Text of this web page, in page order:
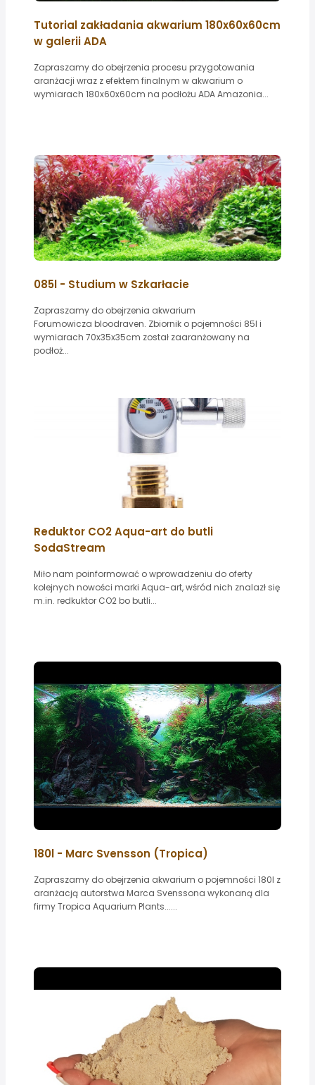
Tutorial zakładania akwarium 180x60x60cm
w galerii ADA
Zapraszamy do obejrzenia procesu przygotowania
aranżacji wraz z efektem finalnym w akwarium o
wymiarach 180x60x60cm na podłożu ADA Amazonia...
085l - Studium w Szkarłacie
Zapraszamy do obejrzenia akwarium
Forumowicza bloodraven. Zbiornik o pojemności 85l i
wymiarach 70x35x35cm został zaaranżowany na
podłoż...
Reduktor CO2 Aqua-art do butli
SodaStream
Miło nam poinformować o wprowadzeniu do oferty
kolejnych nowości marki Aqua-art, wśród nich znalazł się
m.in. redkuktor CO2 bo butli...
180l - Marc Svensson (Tropica)
Zapraszamy do obejrzenia akwarium o pojemności 180l z
aranżacją autorstwa Marca Svenssona wykonaną dla
firmy Tropica Aquarium Plants......